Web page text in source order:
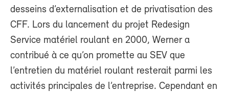
desseins d’externalisation et de privatisation des
CFF. Lors du lancement du projet Redesign
Service matériel roulant en 2000, Werner a
contribué à ce qu’on promette au SEV que
l’entretien du matériel roulant resterait parmi les
activités principales de l’entreprise. Cependant en